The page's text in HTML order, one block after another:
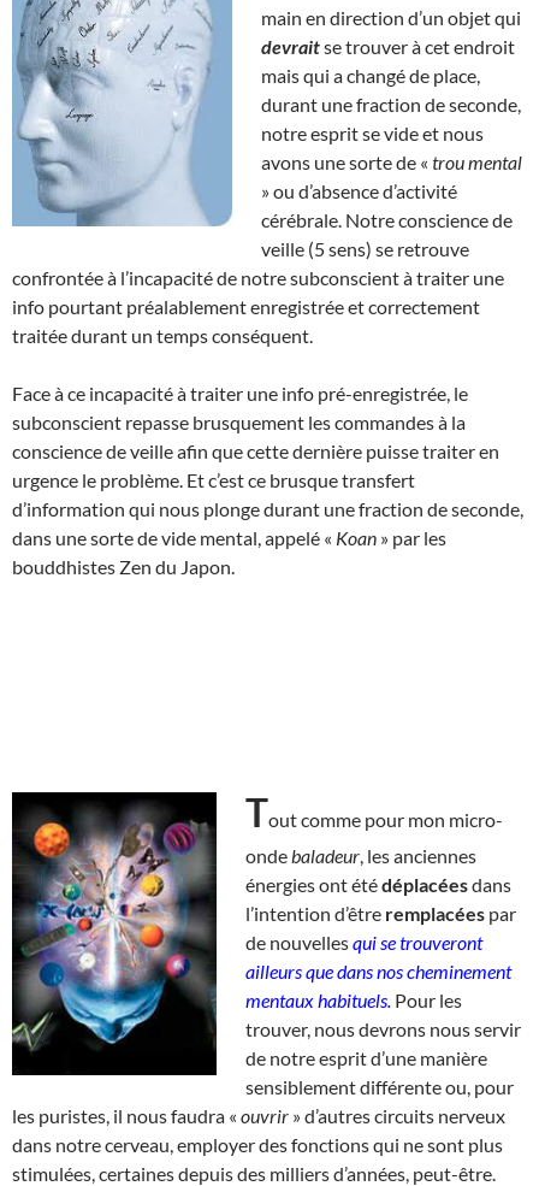
main en direction d’un objet qui
devraitse trouver à cet endroit
mais qui a changé de place,
durant une fraction de seconde,
notre esprit se vide et nous
avons une sorte de « trou mental
» ou d’absence d’activité
cérébrale. Notre conscience de
veille (5 sens) se retrouve
confrontée à l’incapacité de notre subconscient à traiter une
info pourtant préalablement enregistrée et correctement
traitée durant un temps conséquent.
Face à ce incapacité à traiter une info pré-enregistrée, le
subconscient repasse brusquement les commandes à la
conscience de veille afin que cette dernière puisse traiter en
urgence le problème. Et c’est ce brusque transfert
d’information qui nous plonge durant une fraction de seconde,
dans une sorte de vide mental, appelé « Koan » par les
bouddhistes Zen du Japon.
Tout comme pour mon micro-
onde baladeur , les anciennes
énergies ont étédéplacéesdans
l’intention d’être remplacées par
de nouvellesqui se trouveront
ailleurs que dans nos cheminement
mentaux habituels. Pour les
trouver, nous devrons nous servir
de notre esprit d’une manière
sensiblement différente ou, pour
les puristes, il nous faudra « ouvrir » d’autres circuits nerveux
dans notre cerveau, employer des fonctions qui ne sont plus
stimulées, certaines depuis des milliers d’années, peut-être.